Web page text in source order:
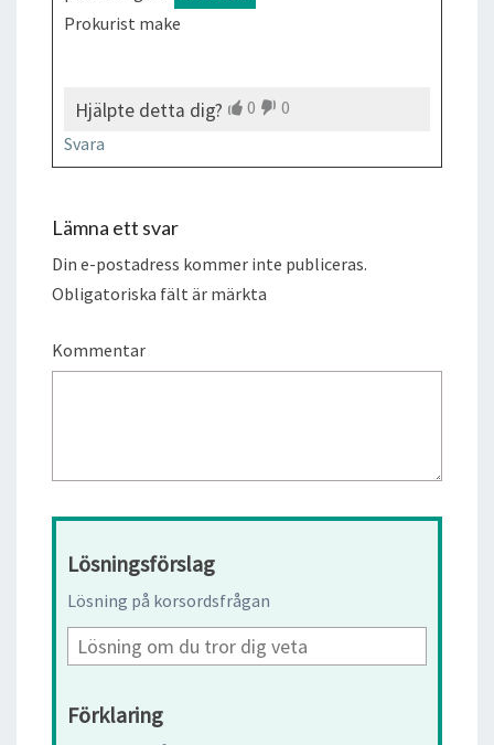
Prokurist make
Hjälpte detta dig? 0
0
Svara
Lämna ett svar
Din e-postadress kommer inte publiceras.
Obligatoriska fält är märkta
Kommentar
Lösningsförslag
Lösning på korsordsfrågan
Förklaring